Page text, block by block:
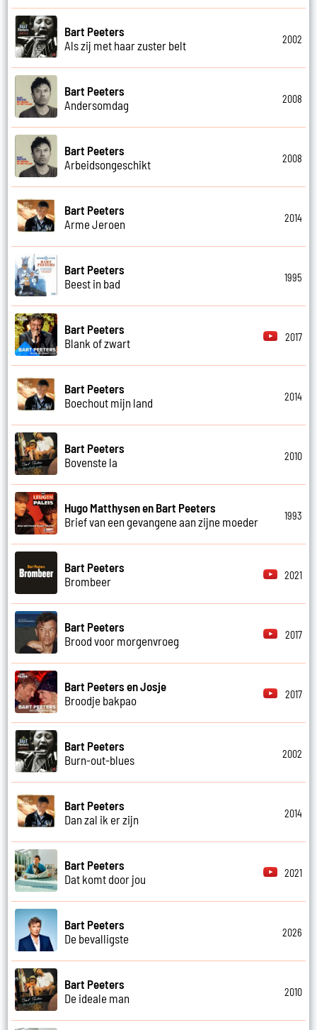
Bart Peeters
Als zij met haar zuster belt
2002
Bart Peeters
Andersomdag
2008
Bart Peeters
Arbeidsongeschikt
2008
Bart Peeters
Arme Jeroen
2014
Bart Peeters
Beest in bad
1995
Bart Peeters
Blank of zwart
2017
Bart Peeters
Boechout mijn land
2014
Bart Peeters
Bovenste la
2010
Hugo Matthysen en Bart Peeters
Brief van een gevangene aan zijne moeder
1993
Bart Peeters
Brombeer
2021
Bart Peeters
Brood voor morgenvroeg
2017
Bart Peeters en Josje
Broodje bakpao
2017
Bart Peeters
Burn-out-blues
2002
Bart Peeters
Dan zal ik er zijn
2014
Bart Peeters
Dat komt door jou
2021
Bart Peeters
De bevalligste
2026
Bart Peeters
De ideale man
2010